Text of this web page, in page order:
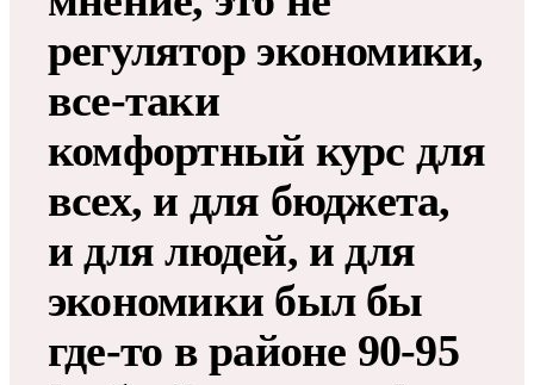
регулятор экономики,
все-таки
комфортный курс для
всех, и для бюджета,
и для людей, и для
экономики был бы
где-то в районе 90-95